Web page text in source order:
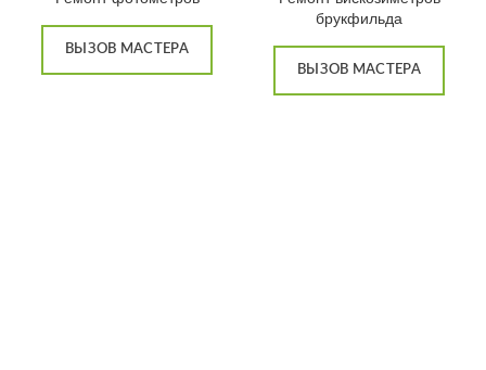
ВЫЗОВ МАСТЕРА
брукфильда
ВЫЗОВ МАСТЕРА